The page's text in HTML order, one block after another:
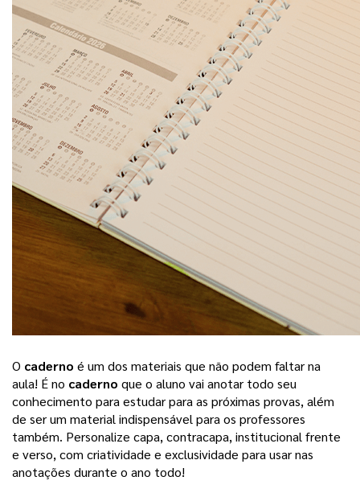
O caderno é um dos materiais que não podem faltar na
aula! É no caderno que o aluno vai anotar todo seu
conhecimento para estudar para as próximas provas, além
de ser um material indispensável para os professores
também. Personalize capa, contracapa, institucional frente
e verso, com criatividade e exclusividade para usar nas
anotações durante o ano todo!